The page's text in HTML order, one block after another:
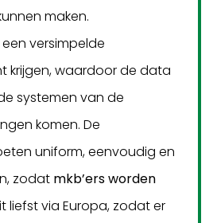
maken.
versimpelde
krijgen, waardoor de data
systemen van de
komen. De
uniform, eenvoudig en
zodat mkb’ers worden
liefst via Europa, zodat er